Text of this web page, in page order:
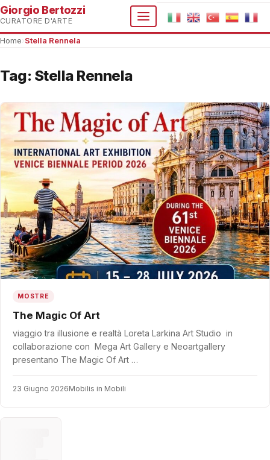
Giorgio Bertozzi
CURATORE D'ARTE
Home Stella Rennela
Tag: Stella Rennela
MOSTRE
The Magic Of Art
viaggio tra illusione e realtà Loreta Larkina Art Studio in
collaborazione con Mega Art Gallery e Neoartgallery
presentano The Magic Of Art …
23 Giugno 2026Mobilis in Mobili